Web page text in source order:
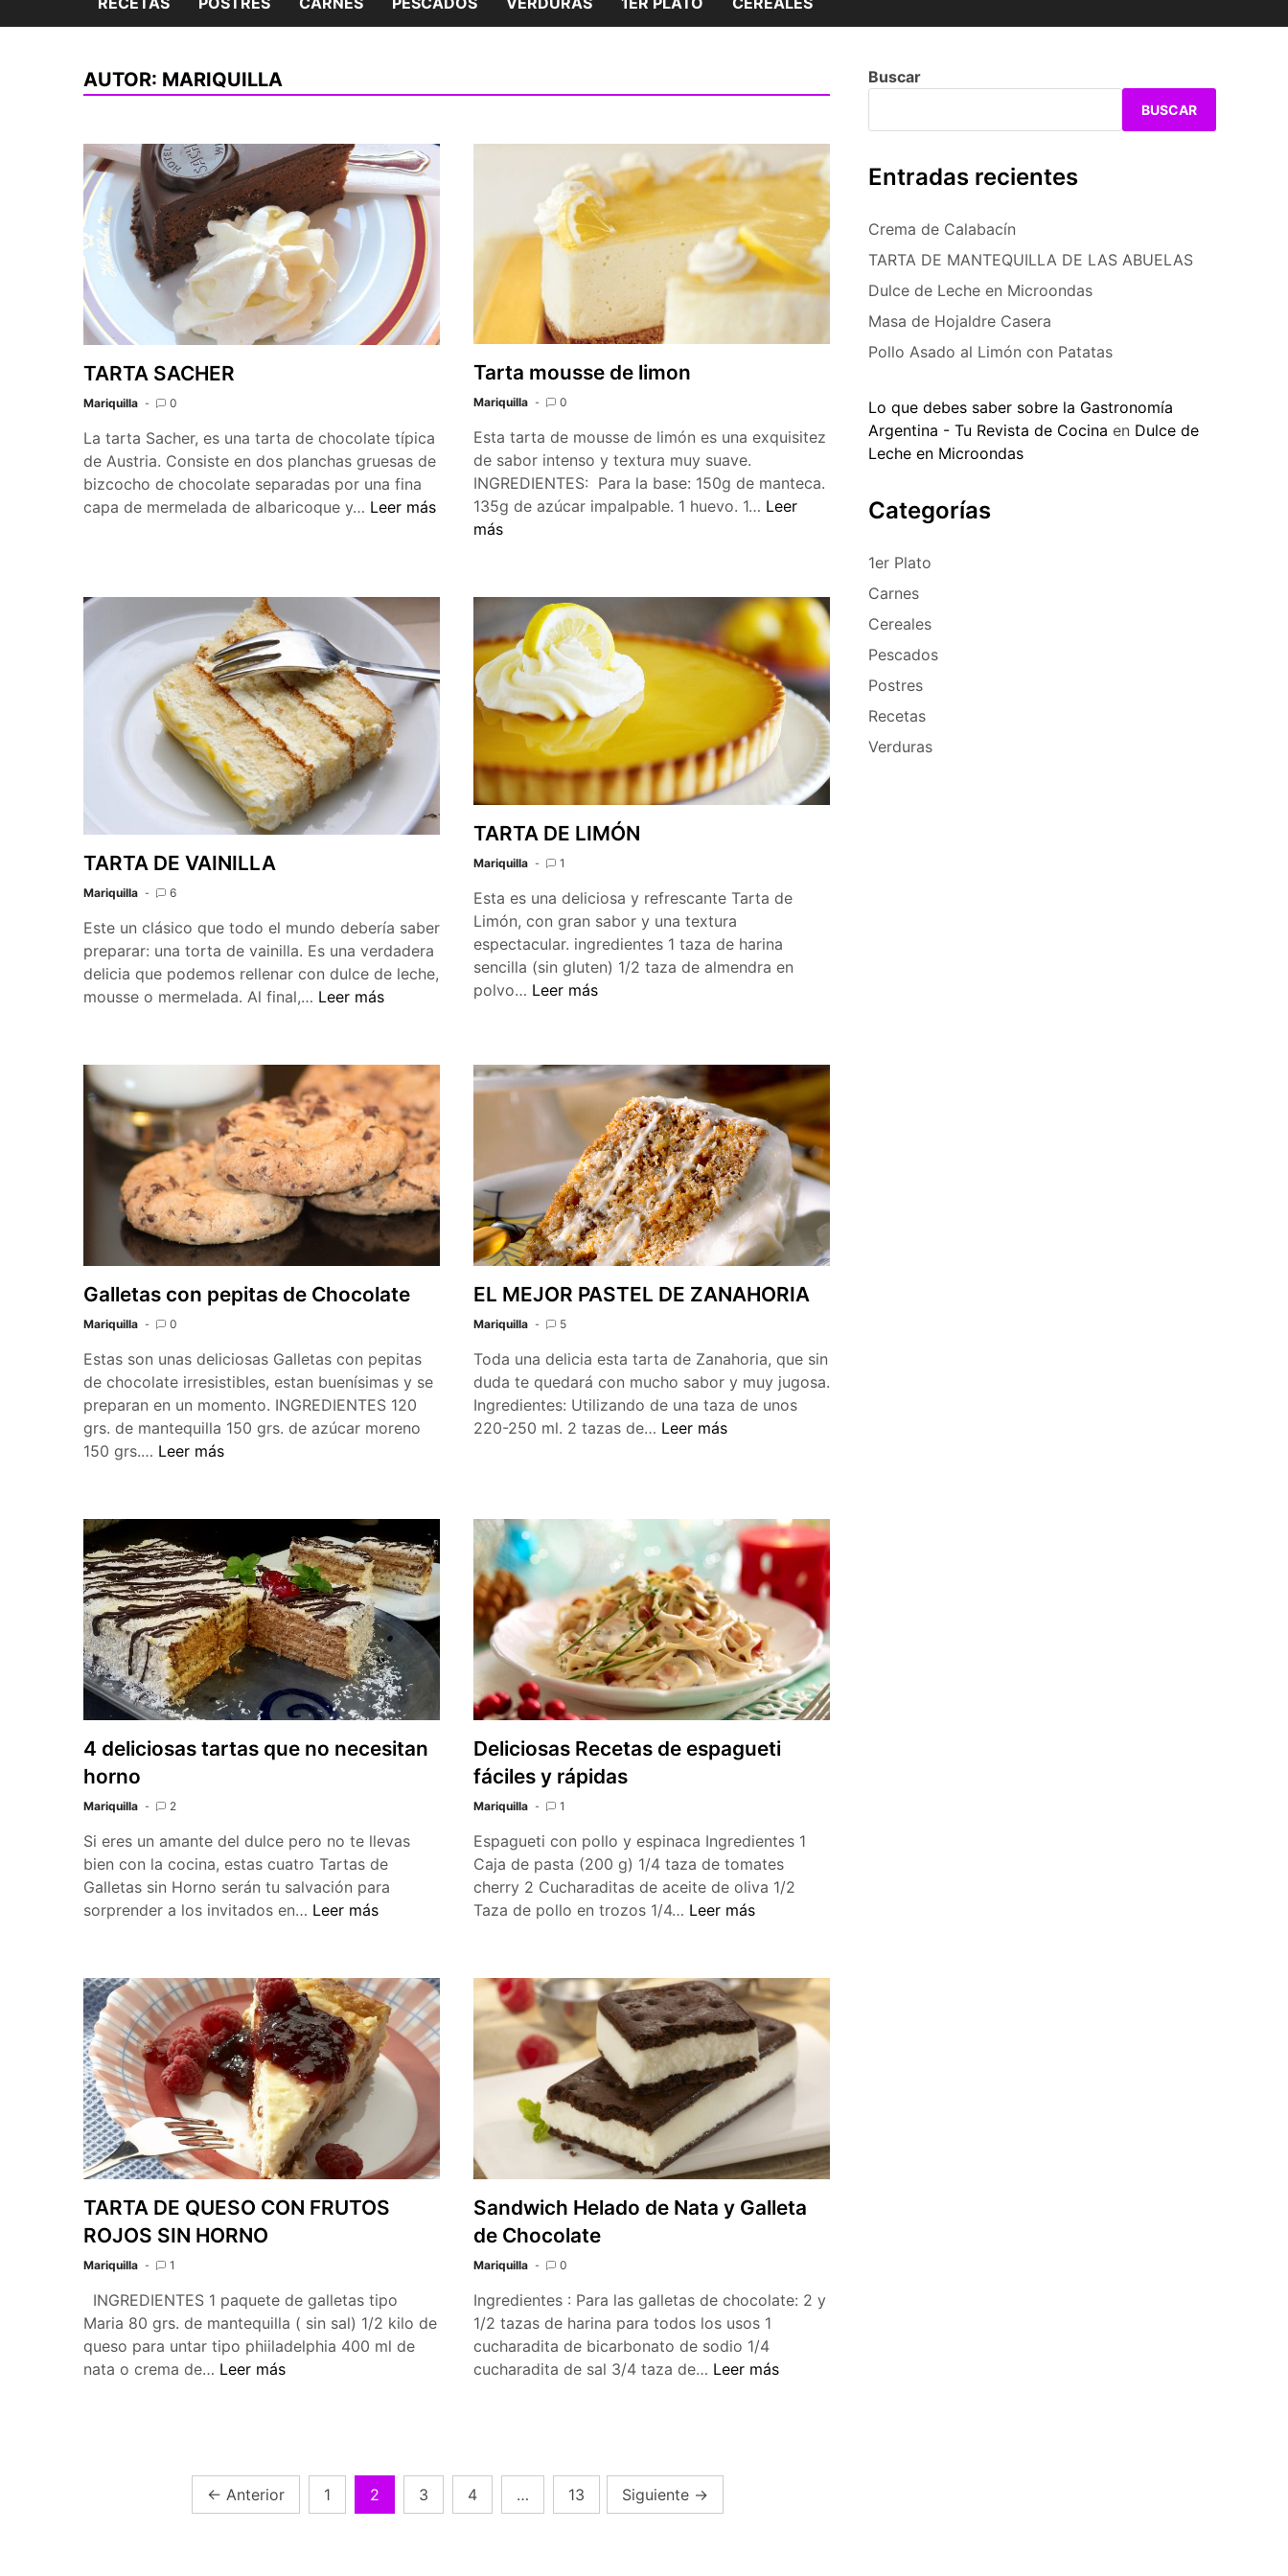
AUTOR: MARIQUILLA
TARTA SACHER
Mariquilla 0
La tarta Sacher, es una tarta de chocolate típica
de Austria. Consiste en dos planchas gruesas de
bizcocho de chocolate separadas por una fina
capa de mermelada de albaricoque y… TARTA
Leer más
Tarta mousse de limon
Mariquilla 0
Esta tarta de mousse de limón es una exquisitez
de sabor intenso y textura muy suave.
INGREDIENTES: Para la base: 150g de manteca.
135g de azúcar impalpable. 1 huevo. 1… Tarta
Leer
más
TARTA DE VAINILLA
Mariquilla 6
Este un clásico que todo el mundo debería saber
preparar: una torta de vainilla. Es una verdadera
delicia que podemos rellenar con dulce de leche,
mousse o mermelada. Al final,… TARTA
Leer más
TARTA DE LIMÓN
Mariquilla 1
Esta es una deliciosa y refrescante Tarta de
Limón, con gran sabor y una textura
espectacular. ingredientes 1 taza de harina
sencilla (sin gluten) 1/2 taza de almendra en
polvo… TARTA
Leer más
Galletas con pepitas de Chocolate
Mariquilla 0
Estas son unas deliciosas Galletas con pepitas
de chocolate irresistibles, estan buenísimas y se
preparan en un momento. INGREDIENTES 120
grs. de mantequilla 150 grs. de azúcar moreno
150 grs.… Galletas
de
Chocolate
Leer más
EL MEJOR PASTEL DE ZANAHORIA
Mariquilla 5
Toda una delicia esta tarta de Zanahoria, que sin
duda te quedará con mucho sabor y muy jugosa.
Ingredientes: Utilizando de una taza de unos
220-250 ml. 2 tazas de… EL
ZANAHORIA
Leer más
4 deliciosas tartas que no necesitan
horno
Mariquilla 2
Si eres un amante del dulce pero no te llevas
bien con la cocina, estas cuatro Tartas de
Galletas sin Horno serán tu salvación para
sorprender a los invitados en… 4
que
no
necesitan
horno
Leer más
Deliciosas Recetas de espagueti
fáciles y rápidas
Mariquilla 1
Espagueti con pollo y espinaca Ingredientes 1
Caja de pasta (200 g) 1/4 taza de tomates
cherry 2 Cucharaditas de aceite de oliva 1/2
Taza de pollo en trozos 1/4… Deliciosas
espagueti
fáciles
y
rápidas
Leer más
TARTA DE QUESO CON FRUTOS
ROJOS SIN HORNO
Mariquilla 1
INGREDIENTES 1 paquete de galletas tipo
Maria 80 grs. de mantequilla ( sin sal) 1/2 kilo de
queso para untar tipo phiiladelphia 400 ml de
nata o crema de… TARTA
SIN
Leer más
Sandwich Helado de Nata y Galleta
de Chocolate
Mariquilla 0
Ingredientes : Para las galletas de chocolate: 2 y
1/2 tazas de harina para todos los usos 1
cucharadita de bicarbonato de sodio 1/4
cucharadita de sal 3/4 taza de… Sandwich
Leer más
Navegación← Anterior 1 2 3 4 … 13 Siguiente →
Buscar
BUSCAR
Entradas recientes
Crema de Calabacín
TARTA DE MANTEQUILLA DE LAS ABUELAS
Dulce de Leche en Microondas
Masa de Hojaldre Casera
Pollo Asado al Limón con Patatas
Lo que debes saber sobre la Gastronomía
Argentina - Tu Revista de Cocina en Dulce de
Leche en Microondas
Categorías
1er Plato
Carnes
Cereales
Pescados
Postres
Recetas
Verduras